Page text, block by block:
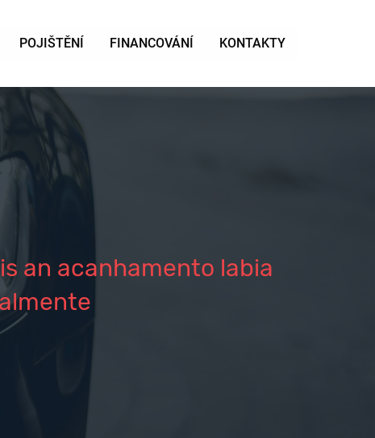
POJIŠTĚNÍ FINANCOVÁNÍ KONTAKTY
an acanhamento labia